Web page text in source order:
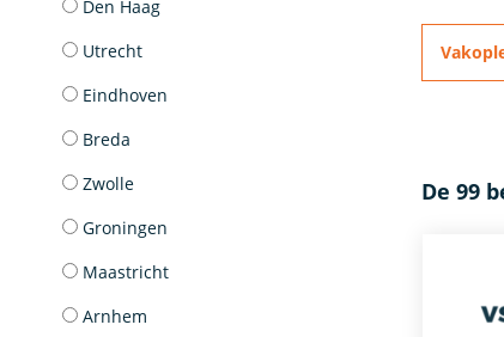
Den Haag
Utrecht
Eindhoven
Breda
Zwolle
Groningen
Maastricht
Arnhem
De 99